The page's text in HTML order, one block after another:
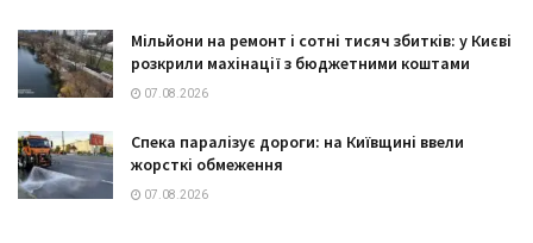
Мільйони на ремонт і сотні тисяч збитків: у Києві
розкрили махінації з бюджетними коштами
07.08.2026
Спека паралізує дороги: на Київщині ввели
жорсткі обмеження
07.08.2026